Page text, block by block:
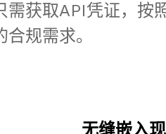
获取API凭证，按
规需求。
无缝嵌入